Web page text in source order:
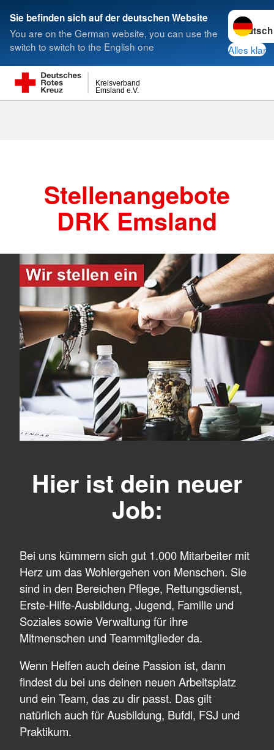
Sie befinden sich auf der deutschen Website
You are on the German website, you can use the
switch to switch to the English one
Sprache
Alles klar
Emsland e.V.
Kreisverband
Suche
Stellenangebote
DRK Emsland
Hier ist dein neuer
Job:
Bei uns kümmern sich gut 1.000 Mitarbeiter mit
Herz um das Wohlergehen von Menschen. Sie
sind in den Bereichen Pflege, Rettungsdienst,
Erste-Hilfe-Ausbildung, Jugend, Familie und
Soziales sowie Verwaltung für ihre
Mitmenschen und Teammitglieder da.
Wenn Helfen auch deine Passion ist, dann
findest du bei uns deinen neuen Arbeitsplatz
und ein Team, das zu dir passt. Das gilt
natürlich auch für Ausbildung, Bufdi, FSJ und
Praktikum.